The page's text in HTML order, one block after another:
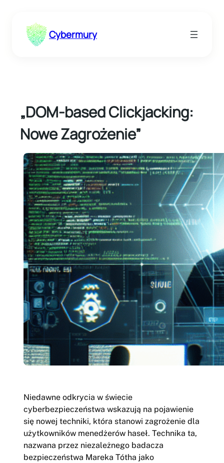
Cybermury
„DOM-based Clickjacking:
Nowe Zagrożenie”
Niedawne odkrycia w świecie
cyberbezpieczeństwa wskazują na pojawienie
się nowej techniki, która stanowi zagrożenie dla
użytkowników menedżerów haseł. Technika ta,
nazwana przez niezależnego badacza
bezpieczeństwa Mareka Tótha jako